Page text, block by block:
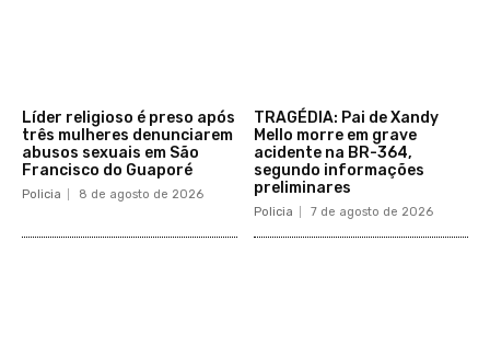
Líder religioso é preso após
três mulheres denunciarem
abusos sexuais em São
Francisco do Guaporé
Policia 8 de agosto de 2026
TRAGÉDIA: Pai de Xandy
Mello morre em grave
acidente na BR-364,
segundo informações
preliminares
Policia 7 de agosto de 2026